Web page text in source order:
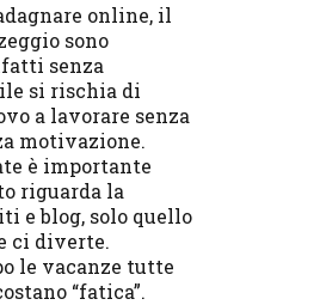
online, il
sono
senza
si rischia di
a lavorare senza
motivazione.
è importante
riguarda la
e blog, solo quello
ci diverte.
le vacanze tutte
“fatica”.